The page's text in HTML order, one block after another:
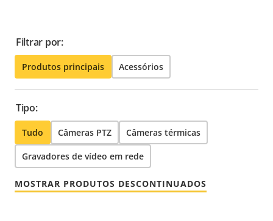
Filtrar por:
Produtos principais Acessórios
Tipo:
Tudo Câmeras PTZ Câmeras térmicas
Gravadores de vídeo em rede
MOSTRAR PRODUTOS DESCONTINUADOS